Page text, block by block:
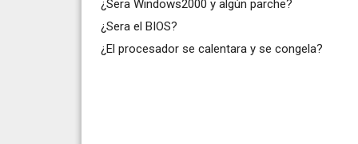
¿Sera Windows2000 y algún parche?
¿Sera el BIOS?
¿El procesador se calentara y se congela?